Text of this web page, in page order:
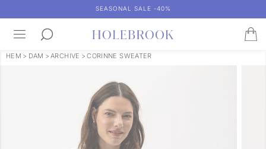
SEASONAL SALE -40%
HEM > DAM > ARCHIVE > CORINNE SWEATER